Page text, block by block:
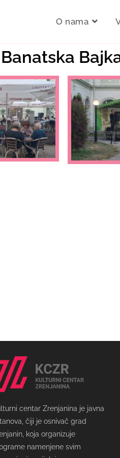
O nama
Banatska
centar Zrenjanina je javna
čiji je osnivač grad
koja organizuje
namenjene svim